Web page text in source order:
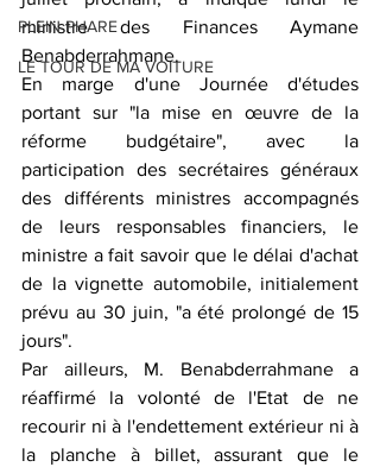
PLEIN PHARE
LE TOUR DE MA VOITURE
ministre des Finances Aymane
Benabderrahmane.
En marge d'une Journée d'études
portant sur "la mise en œuvre de la
réforme budgétaire", avec la
participation des secrétaires généraux
des différents ministres accompagnés
de leurs responsables financiers, le
ministre a fait savoir que le délai d'achat
de la vignette automobile, initialement
prévu au 30 juin, "a été prolongé de 15
jours".
Par ailleurs, M. Benabderrahmane a
réaffirmé la volonté de l'Etat de ne
recourir ni à l'endettement extérieur ni à
la planche à billet, assurant que le